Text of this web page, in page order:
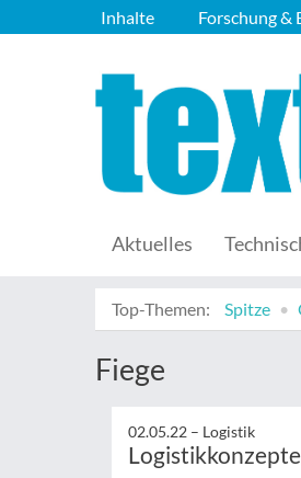
Inhalte Forschung &
Aktuelles
Top-Themen: Spitze
Fiege
02.05.22 – Logistik